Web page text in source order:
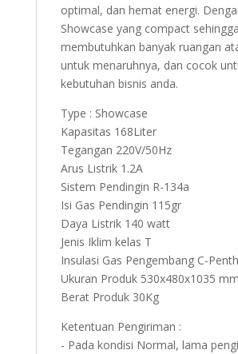
optimal, dan hemat energi.
Showcase yang compact
membutuhkan banyak ruangan
untuk menaruhnya, dan cocok
kebutuhan bisnis anda.
Type : Showcase
Kapasitas 168Liter
Tegangan 220V/50Hz
Arus Listrik 1.2A
Sistem Pendingin R-134a
Isi Gas Pendingin 115gr
Daya Listrik 140 watt
Jenis Iklim kelas T
Insulasi Gas Pengembang C-
Ukuran Produk 530x480x1035 mm
Berat Produk 30Kg
Ketentuan Pengiriman :
- Pada kondisi Normal, lama